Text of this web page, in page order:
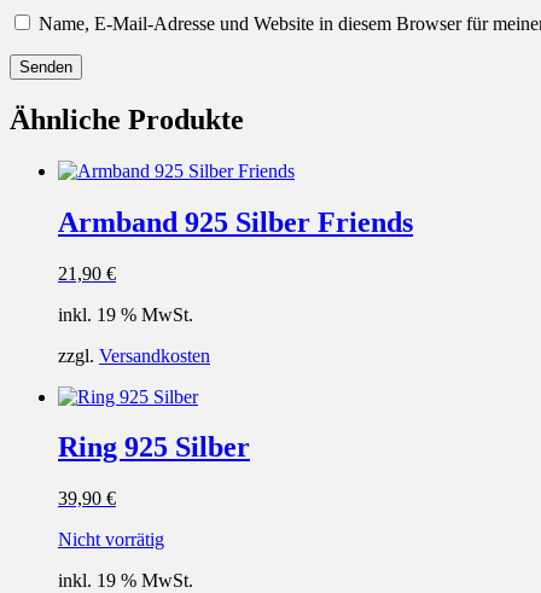
Name, E-Mail-Adresse und Website in diesem Browser für
Ähnliche Produkte
Armband 925 Silber Friends
21,90 €
inkl. 19 % MwSt.
zzgl. Versandkosten
Ring 925 Silber
39,90 €
Nicht vorrätig
inkl. 19 % MwSt.